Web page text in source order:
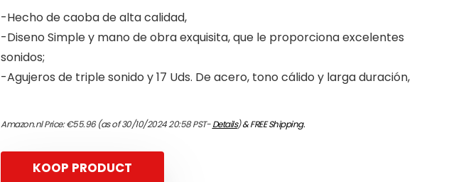
-Hecho de caoba de alta calidad,
-Diseno Simple y mano de obra exquisita, que le proporciona excelentes
sonidos;
-Agujeros de triple sonido y 17 Uds. De acero, tono cálido y larga duración,
Amazon.nl Price:€55.96(as of 30/10/2024 20:58 PST-Details)&FREE Shipping.
KOOP PRODUCT